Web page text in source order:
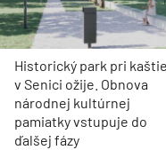
Historický park pri
v Senici ožije. Obnova
národnej kultúrnej
pamiatky vstupuje do
ďalšej fázy